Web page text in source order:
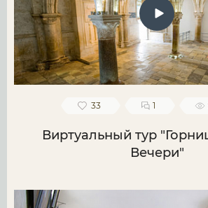
33 1
Виртуальный тур
Вечери"